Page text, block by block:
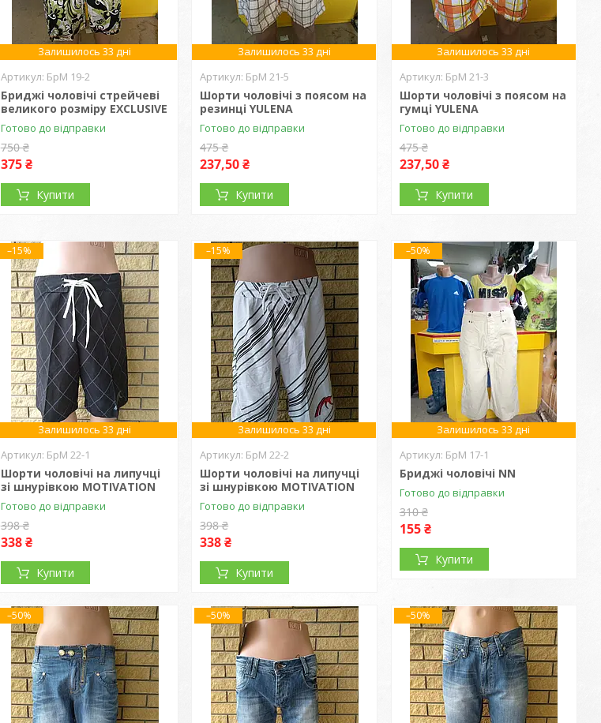
Залишилось 33 дні
БрМ 19-2
Бриджі чоловічі стрейчеві
великого розміру EXCLUSIVE
Готово до відправки
750 ₴
375 ₴
Купити
Залишилось 33 дні
БрМ 21-5
Шорти чоловічі з поясом на
резинці YULENA
Готово до відправки
475 ₴
237,50 ₴
Купити
Залишилось 33 дні
БрМ 21-3
Шорти чоловічі з поясом на
гумці YULENA
Готово до відправки
475 ₴
237,50 ₴
Купити
–15%
Залишилось 33 дні
БрМ 22-1
Шорти чоловічі на липучці
зі шнурівкою MOTIVATION
Готово до відправки
398 ₴
338 ₴
Купити
–15%
Залишилось 33 дні
БрМ 22-2
Шорти чоловічі на липучці
зі шнурівкою MOTIVATION
Готово до відправки
398 ₴
338 ₴
Купити
–50%
Залишилось 33 дні
БрМ 17-1
Бриджі чоловічі NN
Готово до відправки
310 ₴
155 ₴
Купити
–50% –50% –50%